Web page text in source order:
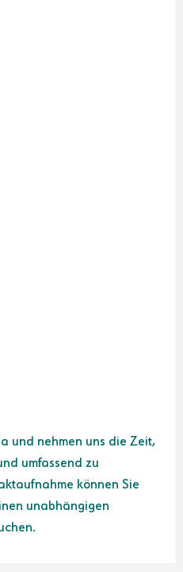
und nehmen uns die Zeit,
umfassend zu
können Sie
unabhängigen